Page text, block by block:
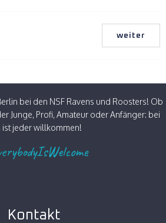
weiter
bei den NSF Ravens und Roosters! Ob
Junge, Profi, Amateur oder Anfänger: bei
ist jeder willkommen!
Kontakt